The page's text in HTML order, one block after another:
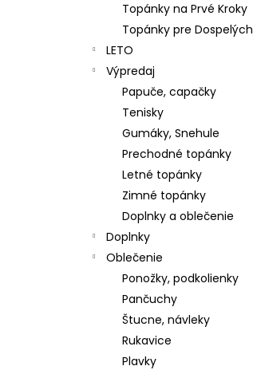
Topánky na Prvé Kroky
Topánky pre Dospelých
LETO
Výpredaj
Papuče, capačky
Tenisky
Gumáky, Snehule
Prechodné topánky
Letné topánky
Zimné topánky
Doplnky a oblečenie
Doplnky
Oblečenie
Ponožky, podkolienky
Pančuchy
Štucne, návleky
Rukavice
Plavky